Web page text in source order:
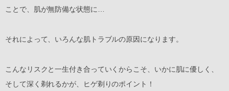
ことで、肌が無防備な状態に…
それによって、いろんな肌トラブルの原因になります。
こんなリスクと一生付き合っていくからこそ、いかに肌に優しく、
そして深く剃れるかが、ヒゲ剃りのポイント！